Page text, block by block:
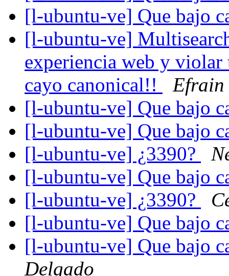
[l-ubuntu-ve] Que bajo
[l-ubuntu-ve]
experiencia web y
cayo canonical!!
Efrain
[l-ubuntu-ve] Que bajo
[l-ubuntu-ve] Que bajo
[l-ubuntu-ve] ¿3390?
[l-ubuntu-ve] Que bajo
[l-ubuntu-ve] ¿3390?
[l-ubuntu-ve] Que bajo
[l-ubuntu-ve] Que bajo
Delgado